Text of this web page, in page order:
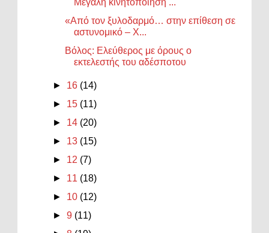
Μεγάλη κινητοποίηση ...
«Από τον ξυλοδαρμό… στην επίθεση σε
αστυνομικό – Χ...
Βόλος: Ελεύθερος με όρους ο
εκτελεστής του αδέσποτου
► 16 (14)
► 15 (11)
► 14 (20)
► 13 (15)
► 12 (7)
► 11 (18)
► 10 (12)
►9 (11)